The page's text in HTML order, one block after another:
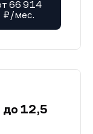
66 914
₽/мес.
до 12,5